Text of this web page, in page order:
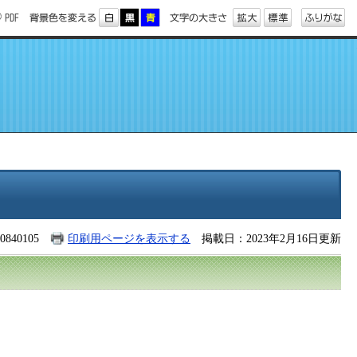
印刷用ページを表示する 掲載日：2023年2月16日更新